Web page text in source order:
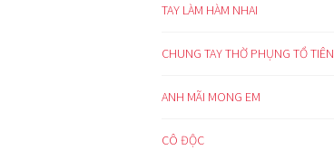
TAY LÀM HÀM NHAI
CHUNG TAY THỜ PHỤNG TỔ TIÊN
ANH MÃI MONG EM
CÔ ĐỘC